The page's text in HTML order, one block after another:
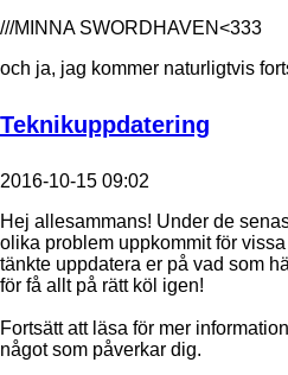
///MINNA SWORDHAVEN<333
och ja, jag kommer naturligtvis
Teknikuppdatering
2016-10-15 09:02
Hej allesammans! Under de
olika problem uppkommit för
tänkte uppdatera er på vad som
för få allt på rätt köl igen!
Fortsätt att läsa för mer
något som påverkar dig.